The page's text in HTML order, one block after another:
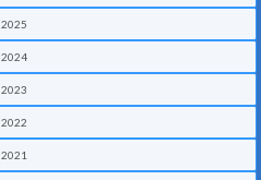
2025
2024
2023
2022
2021